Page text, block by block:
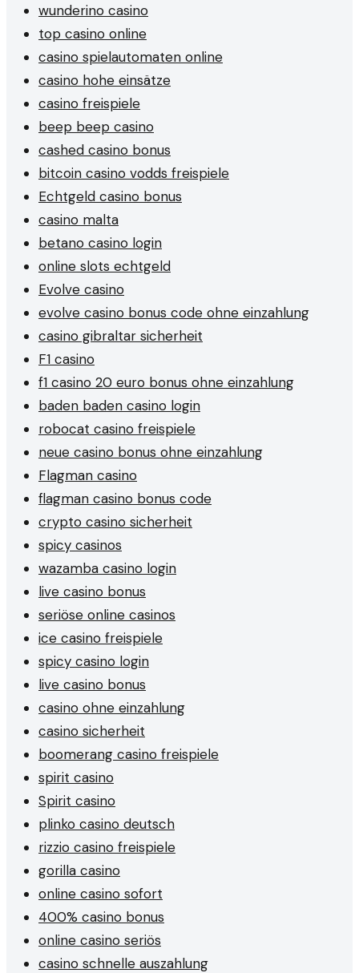
wunderino casino
top casino online
casino spielautomaten online
casino hohe einsätze
casino freispiele
beep beep casino
cashed casino bonus
bitcoin casino vodds freispiele
Echtgeld casino bonus
casino malta
betano casino login
online slots echtgeld
Evolve casino
evolve casino bonus code ohne einzahlung
casino gibraltar sicherheit
F1 casino
f1 casino 20 euro bonus ohne einzahlung
baden baden casino login
robocat casino freispiele
neue casino bonus ohne einzahlung
Flagman casino
flagman casino bonus code
crypto casino sicherheit
spicy casinos
wazamba casino login
live casino bonus
seriöse online casinos
ice casino freispiele
spicy casino login
live casino bonus
casino ohne einzahlung
casino sicherheit
boomerang casino freispiele
spirit casino
Spirit casino
plinko casino deutsch
rizzio casino freispiele
gorilla casino
online casino sofort
400% casino bonus
online casino seriös
casino schnelle auszahlung